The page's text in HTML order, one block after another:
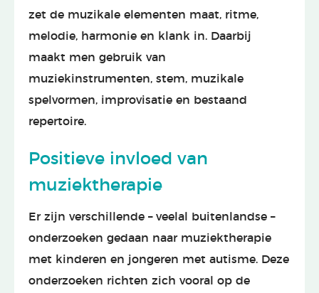
zet de muzikale elementen maat, ritme,
melodie, harmonie en klank in. Daarbij
maakt men gebruik van
muziekinstrumenten, stem, muzikale
spelvormen, improvisatie en bestaand
repertoire.
Positieve invloed van
muziektherapie
Er zijn verschillende – veelal buitenlandse –
onderzoeken gedaan naar muziektherapie
met kinderen en jongeren met autisme. Deze
onderzoeken richten zich vooral op de